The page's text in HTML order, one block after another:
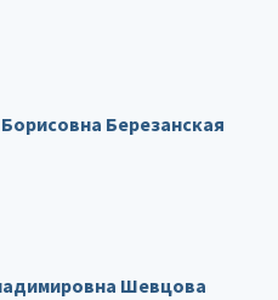
Березанская
Шевцова